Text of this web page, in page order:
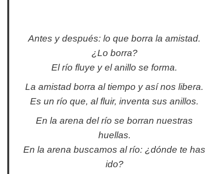
Antes y después: lo que borra la amistad.
¿Lo borra?
El río fluye y el anillo se forma.
La amistad borra al tiempo y así nos libera.
Es un río que, al fluir, inventa sus anillos.
En la arena del río se borran nuestras
huellas.
En la arena buscamos al río: ¿dónde te has
ido?